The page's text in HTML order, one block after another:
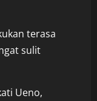
terasa
sulit
Ueno,